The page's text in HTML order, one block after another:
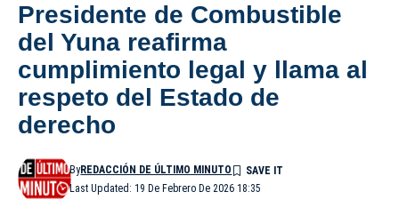
Presidente de Combustible
del Yuna reafirma
cumplimiento legal y llama al
respeto del Estado de
derecho
Last Updated: 19 De Febrero De 2026 18:35
ByREDACCIÓN DE ÚLTIMO MINUTO